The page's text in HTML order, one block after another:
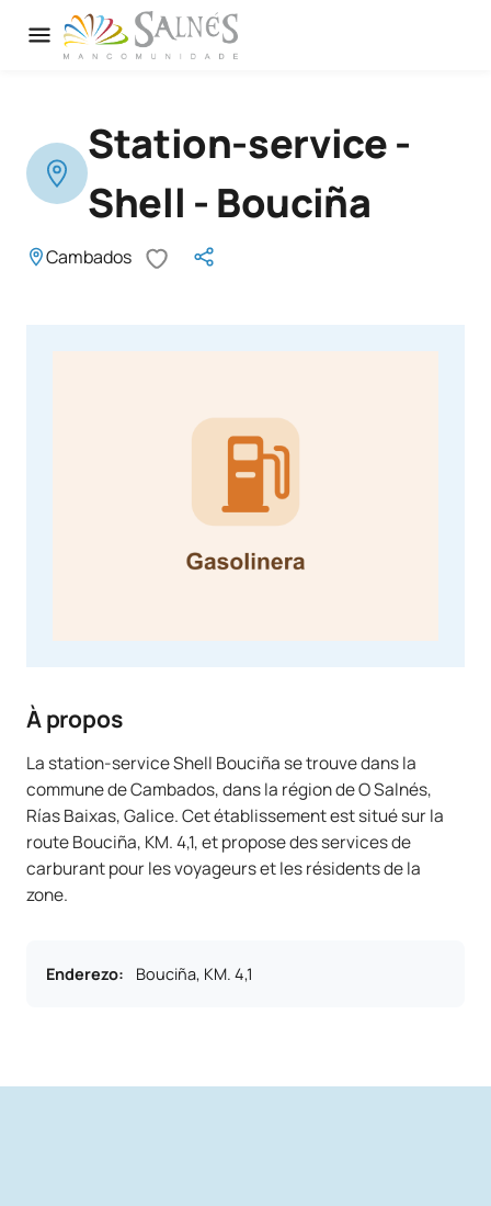
Station-service -
Shell - Bouciña
Cambados
À propos
La station-service Shell Bouciña se trouve dans la
commune de Cambados, dans la région de O Salnés,
Rías Baixas, Galice. Cet établissement est situé sur la
route Bouciña, KM. 4,1, et propose des services de
carburant pour les voyageurs et les résidents de la
zone.
Enderezo: Bouciña, KM. 4,1